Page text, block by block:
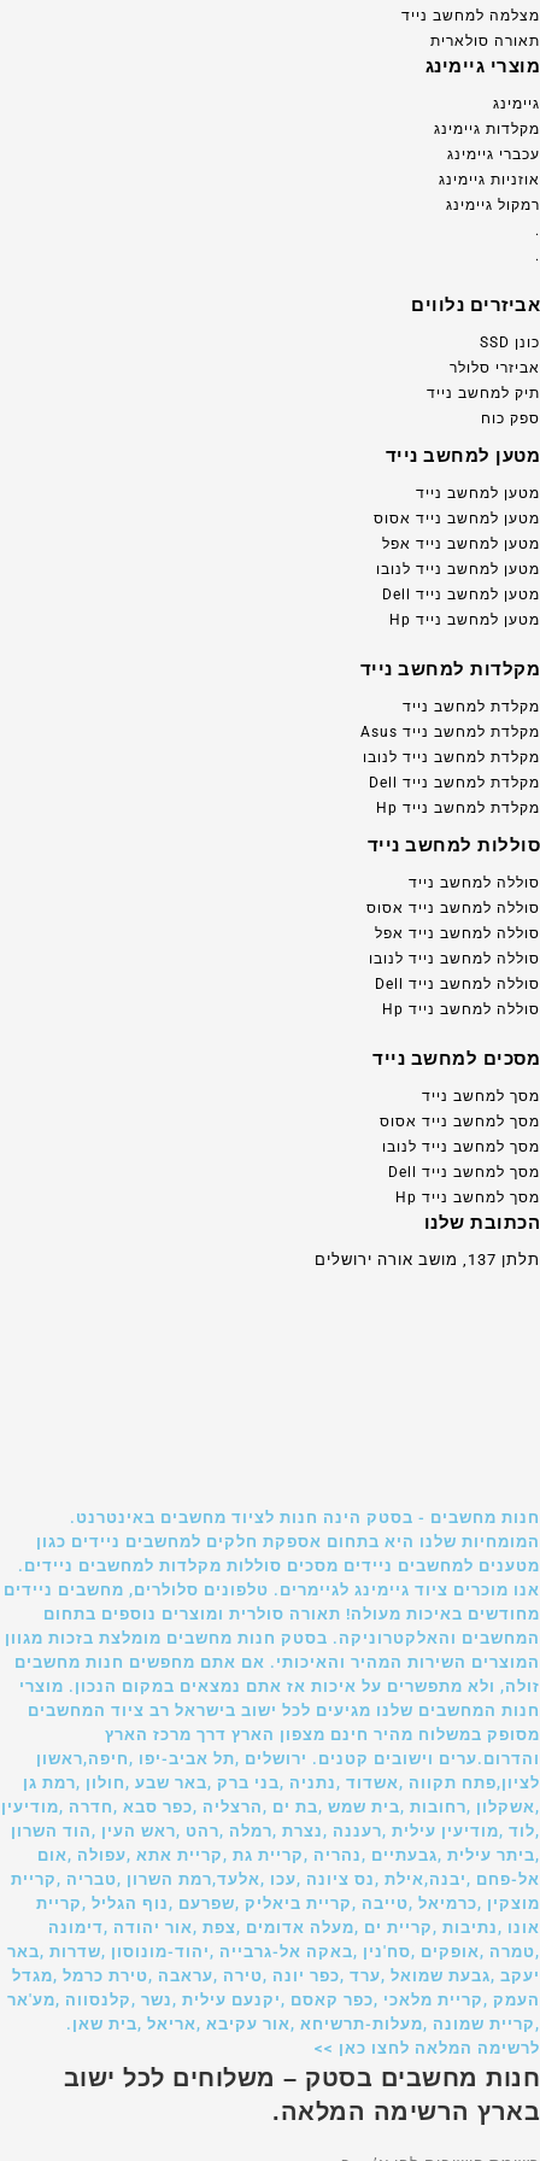
מצלמה למחשב נייד
תאורה סולארית
מוצרי גיימינג
גיימינג
מקלדות גיימינג
עכברי גיימינג
אוזניות גיימינג
רמקול גיימינג
.
.
אביזרים נלווים
כונן SSD
אביזרי סלולר
תיק למחשב נייד
ספק כוח
מטען למחשב נייד
מטען למחשב נייד
מטען למחשב נייד אסוס
מטען למחשב נייד אפל
מטען למחשב נייד לנובו
מטען למחשב נייד Dell
מטען למחשב נייד Hp
מקלדות למחשב נייד
מקלדת למחשב נייד
מקלדת למחשב נייד Asus
מקלדת למחשב נייד לנובו
מקלדת למחשב נייד Dell
מקלדת למחשב נייד Hp
סוללות למחשב נייד
סוללה למחשב נייד
סוללה למחשב נייד אסוס
סוללה למחשב נייד אפל
סוללה למחשב נייד לנובו
סוללה למחשב נייד Dell
סוללה למחשב נייד Hp
מסכים למחשב נייד
מסך למחשב נייד
מסך למחשב נייד אסוס
מסך למחשב נייד לנובו
מסך למחשב נייד Dell
מסך למחשב נייד Hp
הכתובת שלנו
תלתן 137, מושב אורה ירושלים
חנות מחשבים - בסטק הינה חנות לציוד מחשבים באינטרנט.
המומחיות שלנו היא בתחום אספקת חלקים למחשבים ניידים כגון
מטענים למחשבים ניידים מסכים סוללות מקלדות למחשבים ניידים.
אנו מוכרים ציוד גיימינג לגיימרים. טלפונים סלולרים, מחשבים ניידים
מחודשים באיכות מעולה! תאורה סולרית ומוצרים נוספים בתחום
המחשבים והאלקטרוניקה. בסטק חנות מחשבים מומלצת בזכות מגוון
המוצרים השירות המהיר והאיכותי. אם אתם מחפשים חנות מחשבים
זולה, ולא מתפשרים על איכות אז אתם נמצאים במקום הנכון. מוצרי
חנות המחשבים שלנו מגיעים לכל ישוב בישראל רב ציוד המחשבים
מסופק במשלוח מהיר חינם מצפון הארץ דרך מרכז הארץ
והדרום.ערים וישובים קטנים. ירושלים ,תל אביב-יפו ,חיפה,ראשון
לציון,פתח תקווה ,אשדוד ,נתניה ,בני ברק ,באר שבע ,חולון ,רמת גן
,אשקלון ,רחובות ,בית שמש ,בת ים ,הרצליה ,כפר סבא ,חדרה ,מודיעין
,לוד ,מודיעין עילית ,רעננה ,נצרת ,רמלה ,רהט ,ראש העין ,הוד השרון
,ביתר עילית ,גבעתיים ,נהריה ,קריית גת ,קריית אתא ,עפולה ,אום
אל-פחם ,יבנה,אילת ,נס ציונה ,עכו ,אלעד,רמת השרון ,טבריה ,קריית
מוצקין ,כרמיאל ,טייבה ,קריית ביאליק ,שפרעם ,נוף הגליל ,קריית
אונו ,נתיבות ,קריית ים ,מעלה אדומים ,צפת ,אור יהודה ,דימונה
,טמרה ,אופקים ,סח'נין ,באקה אל-גרבייה ,יהוד-מונוסון ,שדרות ,באר
יעקב ,גבעת שמואל ,ערד ,כפר יונה ,טירה ,עראבה ,טירת כרמל ,מגדל
העמק ,קריית מלאכי ,כפר קאסם ,יקנעם עילית ,נשר ,קלנסווה ,מע'אר
,קריית שמונה ,מעלות-תרשיחא ,אור עקיבא ,אריאל ,בית שאן.
לרשימה המלאה לחצו כאן >>
חנות מחשבים בסטק – משלוחים לכל ישוב
בארץ הרשימה המלאה.